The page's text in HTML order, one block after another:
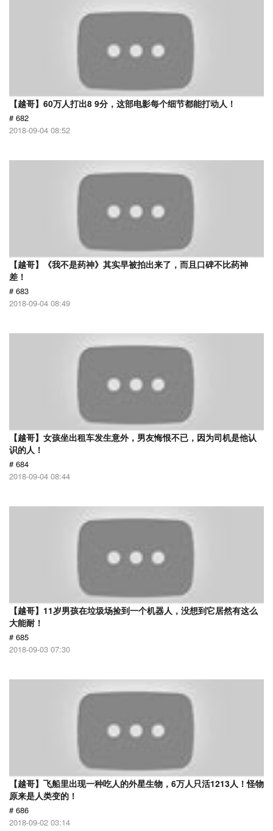
【越哥】60万人打出8 9分，这部电影每个细节都能打动人！
# 682
2018-09-04 08:52
【越哥】《我不是药神》其实早被拍出来了，而且口碑不比药神
差！
# 683
2018-09-04 08:49
【越哥】女孩坐出租车发生意外，男友悔恨不已，因为司机是他认
识的人！
# 684
2018-09-04 08:44
【越哥】11岁男孩在垃圾场捡到一个机器人，没想到它居然有这么
大能耐！
# 685
2018-09-03 07:30
【越哥】飞船里出现一种吃人的外星生物，6万人只活1213人！怪物
原来是人类变的！
# 686
2018-09-02 03:14